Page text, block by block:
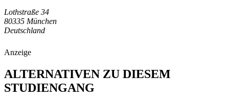
Lothstraße 34
80335 München
Deutschland
Anzeige
ALTERNATIVEN ZU DIESEM
STUDIENGANG